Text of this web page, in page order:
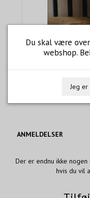
ANMELDELSER
Der er endnu ikke
hvis du vil
Du skal være
webshop.
Jeg